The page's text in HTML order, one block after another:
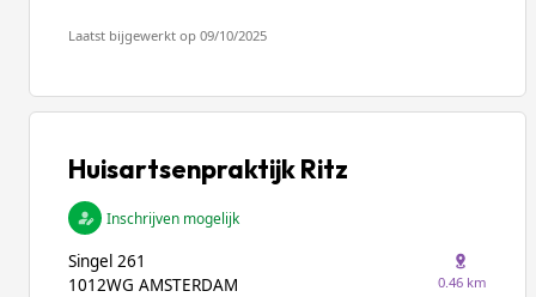
Laatst bijgewerkt op 09/10/2025
Huisartsenpraktijk Ritz
Inschrijven mogelijk
Singel 261
1012WG AMSTERDAM
0.46 km